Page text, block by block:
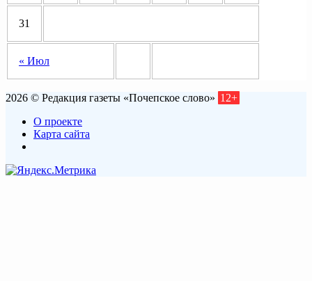
« Июл
31
2026 © Редакция газеты «Почепское слово» 12+
О проекте
Карта сайта